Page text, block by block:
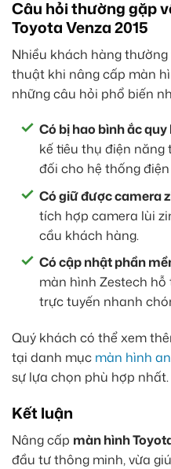
Câu hỏi thường gặp
Toyota Venza 2015
Nhiều khách hàng
thuật khi nâng cấp màn
những câu hỏi phổ biến
Có bị hao bình ắc
kế tiêu thụ điện
đối cho hệ thống điện
Có giữ được camera
tích hợp camera lùi
cầu khách hàng.
Có cập nhật phần
màn hình Zestech
trực tuyến nhanh
Quý khách có thể xem
tại danh mục màn hình
sự lựa chọn phù hợp nhất.
Kết luận
Nâng cấp màn hình
đầu tư thông minh, vừa